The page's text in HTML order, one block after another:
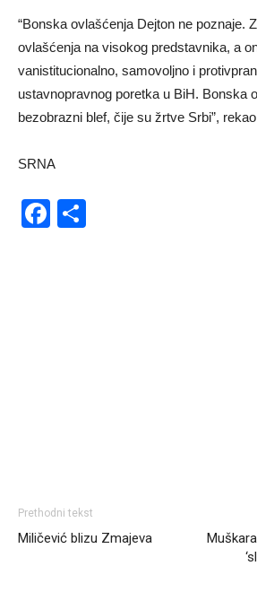
“Bonska ovlašćenja Dejton ne poznaje.
ovlašćenja na visokog predstavnika, a
vanistitucionalno, samovoljno i
ustavnopravnog poretka u BiH. Bonska
bezobrazni blef, čije su žrtve Srbi”,
SRNA
Facebook
Prethodni tekst
Miličević blizu Zmajeva